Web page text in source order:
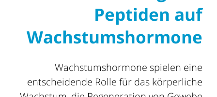
Peptiden auf
Wachstumshormone
Wachstumshormone spielen eine
entscheidende Rolle für das körperliche